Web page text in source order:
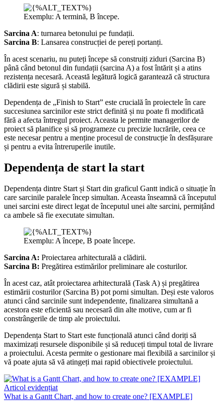
Exemplu: A termină, B începe.
Sarcina A: turnarea betonului pe fundații.
Sarcina B: Lansarea construcției de pereți portanți.
În acest scenariu, nu puteți începe să construiți ziduri (Sarcina B)
până când betonul din fundații (sarcina A) a fost întărit și a atins
rezistența necesară. Această legătură logică garantează că structura
clădirii este sigură și stabilă.
Dependența de „Finish to Start” este crucială în proiectele în care
succesiunea sarcinilor este strict definită și nu poate fi modificată
fără a afecta întregul proiect. Aceasta le permite managerilor de
proiect să planifice și să programeze cu precizie lucrările, ceea ce
este necesar pentru a menține procesul de construcție în desfășurare
și pentru a evita întreruperile inutile.
Dependența de start la start
Dependența dintre Start și Start din graficul Gantt indică o situație în
care sarcinile paralele încep simultan. Aceasta înseamnă că începutul
unei sarcini este direct legat de începutul unei alte sarcini, permițând
ca ambele să fie executate simultan.
Exemplu: A începe, B poate începe.
Sarcina A: Proiectarea arhitecturală a clădirii.
Sarcina B: Pregătirea estimărilor preliminare ale costurilor.
În acest caz, atât proiectarea arhitecturală (Task A) și pregătirea
estimării costurilor (Sarcina B) pot porni simultan. Deși este valoros
atunci când sarcinile sunt independente, finalizarea simultană a
acestora este eficientă sau necesară din alte motive, cum ar fi
constrângerile de timp ale proiectului.
Dependența Start to Start este funcțională atunci când doriți să
maximizați resursele disponibile și să reduceți timpul total de livrare
a proiectului. Acesta permite o gestionare mai flexibilă a sarcinilor și
vă poate ajuta să vă atingeți mai rapid obiectivele proiectului.
Articol evidențiat
What is a Gantt Chart, and how to create one? [EXAMPLE]